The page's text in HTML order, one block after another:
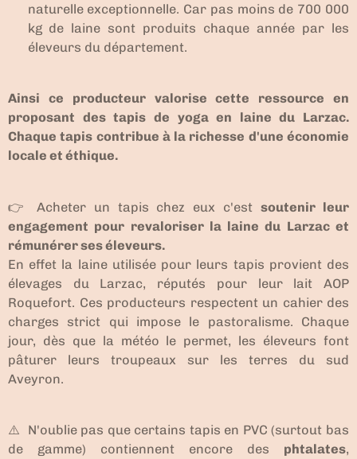
naturelle exceptionnelle. Car pas moins de 700 000
kg de laine sont produits chaque année par les
éleveurs du département.
Ainsi ce producteur valorise cette ressource en
proposant des tapis de yoga en laine du Larzac.
Chaque tapis contribue à la richesse d'une économie
locale et éthique.
👉 Acheter un tapis chez eux c'est soutenir leur
engagement pour revaloriser la laine du Larzac et
rémunérer ses éleveurs.
En effet la laine utilisée pour leurs tapis provient des
élevages du Larzac, réputés pour leur lait AOP
Roquefort. Ces producteurs respectent un cahier des
charges strict qui impose le pastoralisme. Chaque
jour, dès que la météo le permet, les éleveurs font
pâturer leurs troupeaux sur les terres du sud
Aveyron.
⚠️ N'oublie pas que certains tapis en PVC (surtout bas
de gamme) contiennent encore des
phtalates,